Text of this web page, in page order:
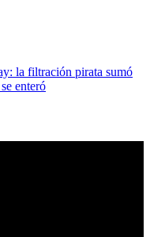
la filtración pirata sumó
enteró